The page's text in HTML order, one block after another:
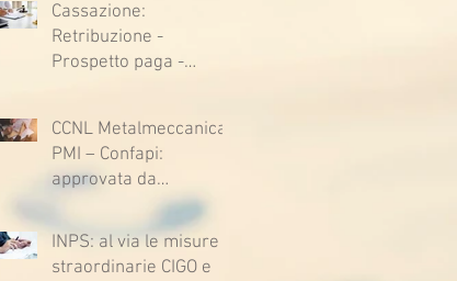
Cassazione:
Retribuzione -
Prospetto paga -
sfavore del datore di
lavoro - Prova legale -
Sussiste. (Cc, articoli
1362, 2697, 2730,
2732, 2734 e 2735)
CCNL Metalmeccanica
PMI – Confapi:
approvata da
lavoratrici e lavoratori
l’ipotesi di accordo per
il rinnovo del CCNL
INPS: al via le misure
straordinarie CIGO e